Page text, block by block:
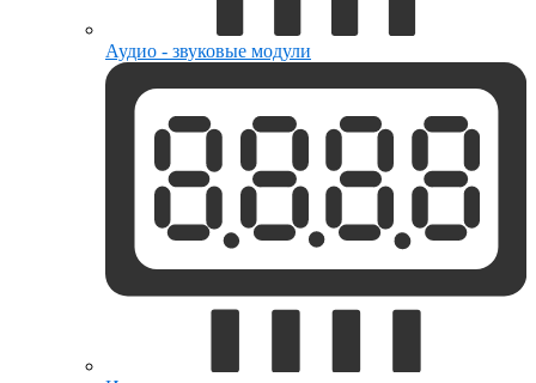
Аудио - звуковые модули